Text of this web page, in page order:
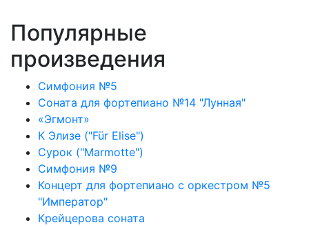
Популярные
произведения
Симфония №5
Соната для фортепиано №14 "Лунная"
«Эгмонт»
К Элизе ("Für Elise")
Сурок ("Marmotte")
Симфония №9
Концерт для фортепиано с оркестром №5
"Император"
Крейцерова соната